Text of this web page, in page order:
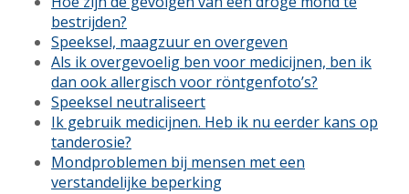
bestrijden?
Speeksel, maagzuur en overgeven
Als ik overgevoelig ben voor medicijnen, ben ik
dan ook allergisch voor röntgenfoto’s?
Speeksel neutraliseert
Ik gebruik medicijnen. Heb ik nu eerder kans op
tanderosie?
Mondproblemen bij mensen met een
verstandelijke beperking